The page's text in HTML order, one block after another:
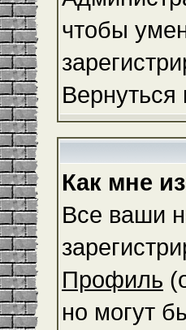
чтобы
Вернуться
Как мне
Все ваши
Профиль
но могут